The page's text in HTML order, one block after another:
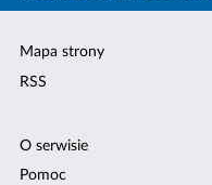
Mapa strony
RSS
O serwisie
Pomoc